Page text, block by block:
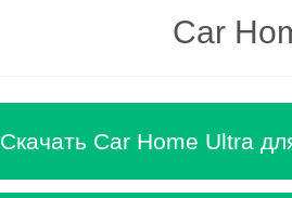
Car
Скачать Car Home Ultra